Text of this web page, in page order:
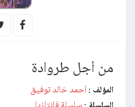
من أجل طروادة
المؤلف : أحمد خالد توفيق